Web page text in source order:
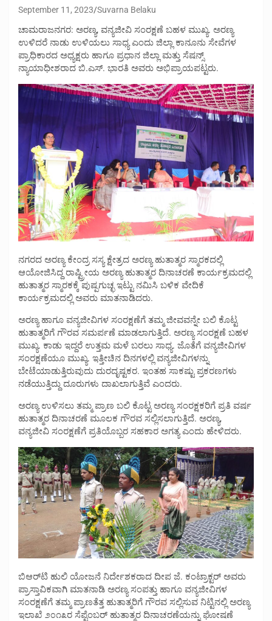
September 11, 2023 Suvarna Belaku
ಚಾಮರಾಜನಗರ: ಅರಣ್ಯ, ವನ್ಯಜೀವಿ ಸಂರಕ್ಷಣೆ ಬಹಳ ಮುಖ್ಯ. ಅರಣ್ಯ
ಉಳಿದರೆ ನಾಡು ಉಳಿಯಲು ಸಾಧ್ಯ ಎಂದು ಜಿಲ್ಲಾ ಕಾನೂನು ಸೇವೆಗಳ
ಪ್ರಾಧಿಕಾರದ ಅಧ್ಯಕ್ಷರು ಹಾಗೂ ಪ್ರಧಾನ ಜಿಲ್ಲಾ ಮತ್ತು ಸೆಷನ್ಸ್
ನ್ಯಾಯಾಧೀಶರಾದ ಬಿ.ಎಸ್. ಭಾರತಿ ಅವರು ಅಭಿಪ್ರಾಯಪಟ್ಟರು.
ನಗರದ ಅರಣ್ಯ ಕೇಂದ್ರ ಸಸ್ಯ ಕ್ಷೇತ್ರದ ಅರಣ್ಯ ಹುತಾತ್ಮರ ಸ್ಮಾರಕದಲ್ಲಿ
ಆಯೋಜಿಸಿದ್ದ ರಾಷ್ಟ್ರೀಯ ಅರಣ್ಯ ಹುತಾತ್ಮರ ದಿನಾಚರಣೆ ಕಾರ್ಯಕ್ರಮದಲ್ಲಿ
ಹುತಾತ್ಮರ ಸ್ಮಾರಕಕ್ಕೆ ಪುಷ್ಪಗುಚ್ಛ ಇಟ್ಟು ನಮಿಸಿ ಬಳಿಕ ವೇದಿಕೆ
ಕಾರ್ಯಕ್ರಮದಲ್ಲಿ ಅವರು ಮಾತನಾಡಿದರು.
ಅರಣ್ಯ ಹಾಗೂ ವನ್ಯಜೀವಿಗಳ ಸಂರಕ್ಷಣೆಗೆ ತಮ್ಮ ಜೀವವನ್ನೇ ಬಲಿ ಕೊಟ್ಟ
ಹುತಾತ್ಮರಿಗೆ ಗೌರವ ಸಮರ್ಪಣೆ ಮಾಡಲಾಗುತ್ತಿದೆ. ಅರಣ್ಯ ಸಂರಕ್ಷಣೆ ಬಹಳ
ಮುಖ್ಯ. ಕಾಡು ಇದ್ದರೆ ಉತ್ತಮ ಮಳೆ ಬರಲು ಸಾಧ್ಯ. ಜೊತೆಗೆ ವನ್ಯಜೀವಿಗಳ
ಸಂರಕ್ಷಣೆಯೂ ಮುಖ್ಯ. ಇತ್ತೀಚಿನ ದಿನಗಳಲ್ಲಿ ವನ್ಯಜೀವಿಗಳನ್ನು
ಬೇಟೆಯಾಡುತ್ತಿರುವುದು ದುರದೃಷ್ಟಕರ. ಇಂತಹ ಸಾಕಷ್ಟು ಪ್ರಕರಣಗಳು
ನಡೆಯುತ್ತಿದ್ದು ದೂರುಗಳು ದಾಖಲಾಗುತ್ತಿವೆ ಎಂದರು.
ಅರಣ್ಯ ಉಳಿಸಲು ತಮ್ಮ ಪ್ರಾಣ ಬಲಿ ಕೊಟ್ಟ ಅರಣ್ಯ ಸಂರಕ್ಷಕರಿಗೆ ಪ್ರತಿ ವರ್ಷ
ಹುತಾತ್ಮರ ದಿನಾಚರಣೆ ಮೂಲಕ ಗೌರವ ಸಲ್ಲಿಸಲಾಗುತ್ತಿದೆ. ಅರಣ್ಯ,
ವನ್ಯಜೀವಿ ಸಂರಕ್ಷಣೆಗೆ ಪ್ರತಿಯೊಬ್ಬರ ಸಹಕಾರ ಅಗತ್ಯ ಎಂದು ಹೇಳಿದರು.
ಬಿಆರ್‌ಟಿ ಹುಲಿ ಯೋಜನೆ ನಿರ್ದೇಶಕರಾದ ದೀಪ ಜೆ. ಕಂಟ್ರಾಕ್ಟರ್ ಅವರು
ಪ್ರಾಸ್ತಾವಿಕವಾಗಿ ಮಾತನಾಡಿ ಅರಣ್ಯ ಸಂಪತ್ತು ಹಾಗೂ ವನ್ಯಜೀವಿಗಳ
ಸಂರಕ್ಷಣೆಗೆ ತಮ್ಮ ಪ್ರಾಣತೆತ್ತ ಹುತಾತ್ಮರಿಗೆ ಗೌರವ ಸಲ್ಲಿಸುವ ನಿಟ್ಟಿನಲ್ಲಿ ಅರಣ್ಯ
ಇಲಾಖೆ ೨೦೧೩ರ ಸೆಪ್ಟೆಂಬರ್ ಹುತಾತ್ಮರ ದಿನಾಚರಣೆಯನ್ನು ಘೋಷಣೆ